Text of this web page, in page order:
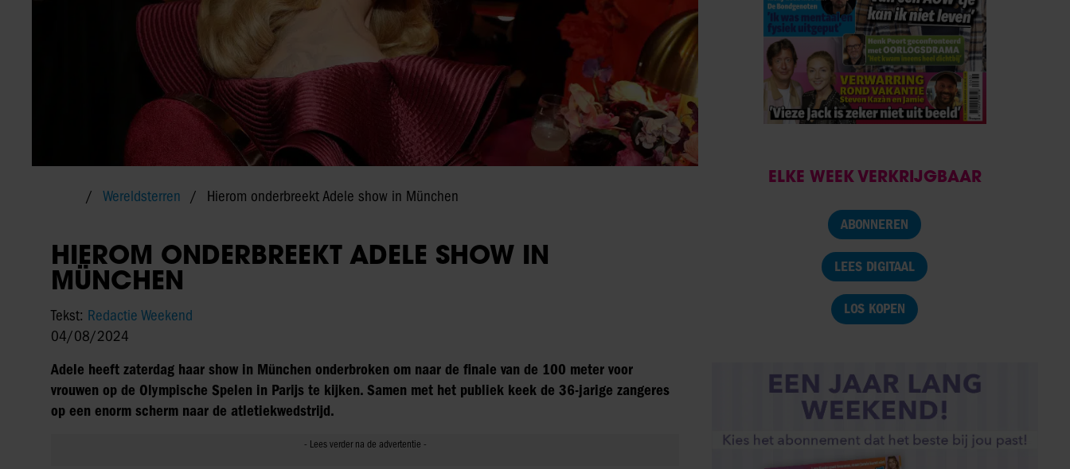
Wereldsterren Hierom onderbreekt Adele show in München
HIEROM ONDERBREEKT ADELE SHOW IN
MÜNCHEN
Tekst: Redactie Weekend
04/08/2024
Adele heeft zaterdag haar show in München onderbroken om naar de finale van de 100 meter voor
vrouwen op de Olympische Spelen in Parijs te kijken. Samen met het publiek keek de 36-jarige zangeres
op een enorm scherm naar de atletiekwedstrijd.
ELKE WEEK VERKRIJGBAAR
ABONNEREN
LEES DIGITAAL
LOS KOPEN